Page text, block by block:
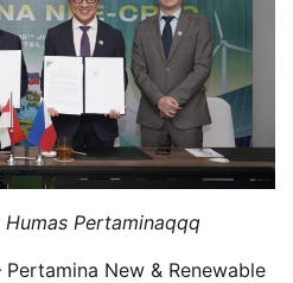
Pertaminaqqq
New & Renewable